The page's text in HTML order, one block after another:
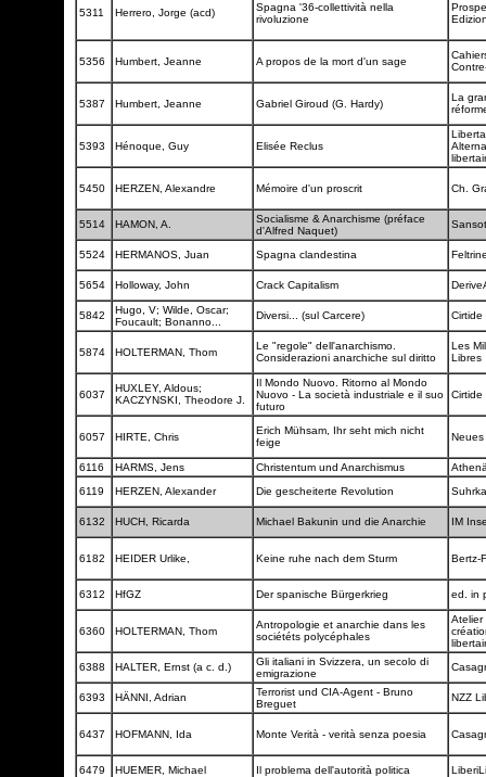
5311 Herrero, Jorge (acd)
Spagna '36-collettività nella
rivoluzione
5356 Humbert, Jeanne A propos de la mort d'un sage
5387 Humbert, Jeanne Gabriel Giroud (G. Hardy)
La
5393 Hénoque, Guy Elisée Reclus
5450 HERZEN, Alexandre Mémoire d'un proscrit Ch.
5514 HAMON, A.
Socialisme & Anarchisme (préface
d'Alfred Naquet)
5524 HERMANOS, Juan Spagna clandestina
5654 Holloway, John Crack Capitalism
5842
Hugo, V; Wilde, Oscar;
Foucault; Bonanno...
Diversi... (sul Carcere) Cirtide
5874 HOLTERMAN, Thom
Le "regole" dell'anarchismo.
Considerazioni anarchiche sul diritto
Les
Libres
6037
HUXLEY, Aldous;
KACZYNSKI, Theodore J.
Il Mondo Nuovo. Ritorno al Mondo
Nuovo - La società industriale e il suo
futuro
Cirtide
6057 HIRTE, Chris
Erich Mühsam, Ihr seht mich nicht
feige
6116 HARMS, Jens Christentum und Anarchismus
6119
HERZEN, Alexander Die gescheiterte Revolution
6132 HUCH, Ricarda Michael Bakunin und die Anarchie IM
6182 HEIDER Urlike, Keine ruhe nach dem Sturm Bertz-
6312 HfGZ Der spanische Bürgerkrieg ed. in
6360 HOLTERMAN, Thom
Antropologie et anarchie dans les
sociététs polycéphales
Atelier
6388
HALTER, Ernst (a c. d.)
Gli italiani in Svizzera, un secolo di
emigrazione
6393 HÄNNI, Adrian
Terrorist und CIA-Agent - Bruno
Breguet
NZZ
6437 HOFMANN, Ida Monte Verità - verità senza poesia
6479 HUEMER, Michael Il problema dell'autorità politica